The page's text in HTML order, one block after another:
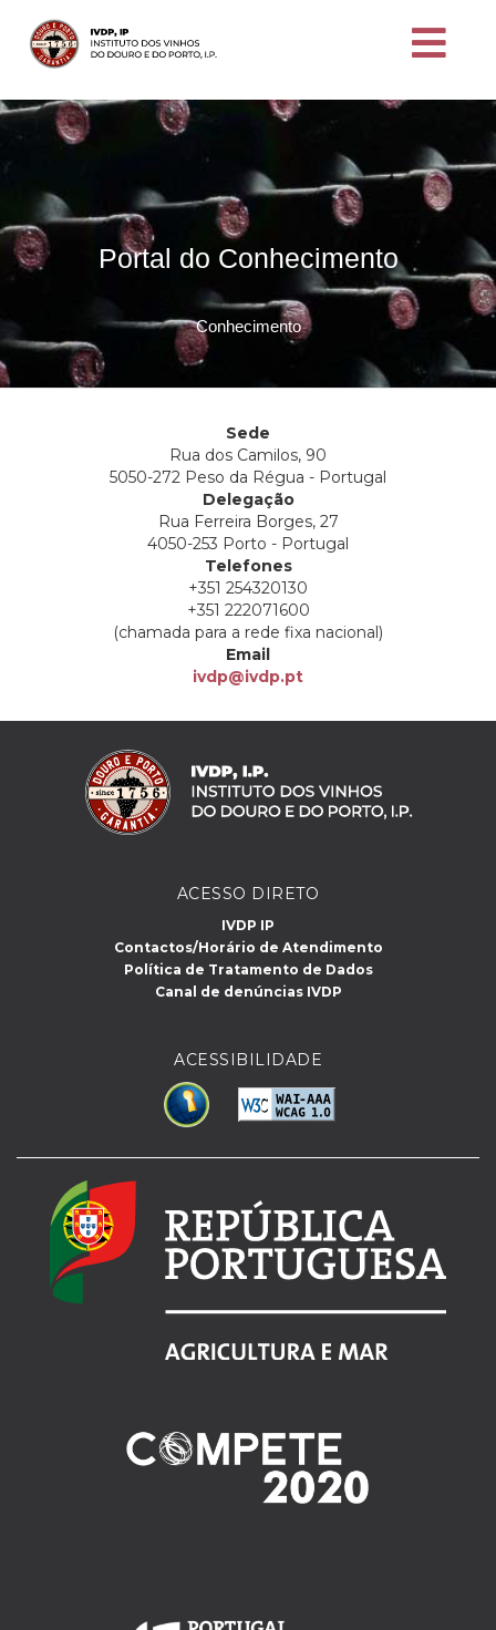
Portal do Conhecimento
Conhecimento
Sede
Rua dos Camilos, 90
5050-272 Peso da Régua - Portugal
Delegação
Rua Ferreira Borges, 27
4050-253 Porto - Portugal
Telefones
+351 254320130
+351 222071600
(chamada para a rede fixa nacional)
Email
ivdp@ivdp.pt
ACESSO DIRETO
IVDP IP
Contactos/Horário de Atendimento
Política de Tratamento de Dados
Canal de denúncias IVDP
ACESSIBILIDADE